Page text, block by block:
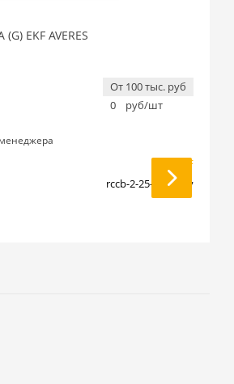
EKF AVERES
От 100 тыс. руб
0
руб/шт
EKF
rccb-2-25-500-g-av